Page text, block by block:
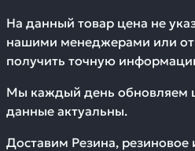
На данный товар цена не
нашими менеджерами или
получить точную
Мы каждый день обновляем
данные актуальны.
Доставим Резина, резиновое